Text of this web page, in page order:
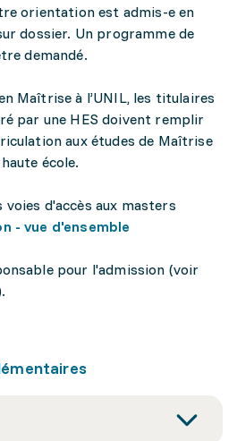
orientation est admis-e en
dossier. Un programme de
demandé.
Maîtrise à l’UNIL, les titulaires
par une HES doivent remplir
aux études de Maîtrise
école.
d'accès aux masters
- vue d'ensemble
pour l'admission (voir